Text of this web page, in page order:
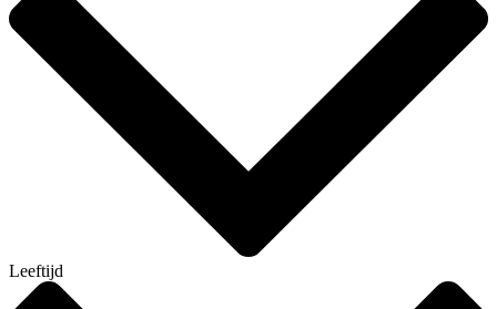
Leeftijd